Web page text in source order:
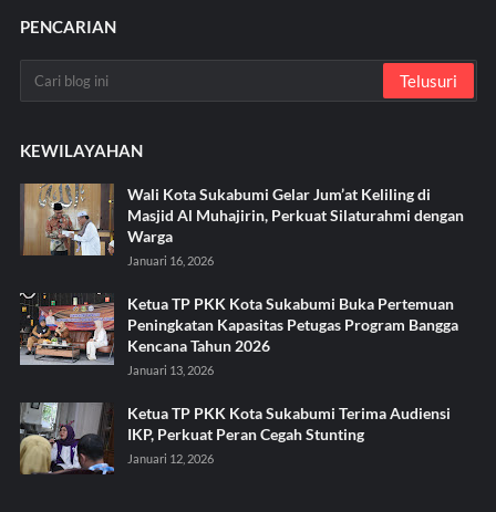
PENCARIAN
KEWILAYAHAN
Wali Kota Sukabumi Gelar Jum’at Keliling di
Masjid Al Muhajirin, Perkuat Silaturahmi dengan
Warga
Januari 16, 2026
Ketua TP PKK Kota Sukabumi Buka Pertemuan
Peningkatan Kapasitas Petugas Program Bangga
Kencana Tahun 2026
Januari 13, 2026
Ketua TP PKK Kota Sukabumi Terima Audiensi
IKP, Perkuat Peran Cegah Stunting
Januari 12, 2026